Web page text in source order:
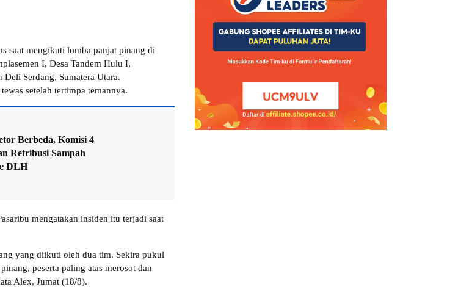
saat mengikuti lomba panjat pinang di
I, Desa Tandem Hulu I,
Serdang, Sumatera Utara.
setelah tertimpa temannya.
Berbeda, Komisi 4
Retribusi Sampah
DLH
mengatakan insiden itu terjadi saat
yang diikuti oleh dua tim. Sekira pukul
peserta paling atas merosot dan
Alex, Jumat (18/8).